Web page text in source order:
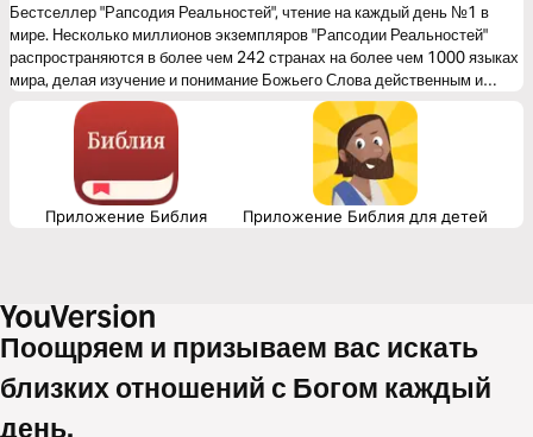
Бестселлер "Рапсодия Реальностей", чтение на каждый день №1 в
мире. Несколько миллионов экземпляров "Рапсодии Реальностей"
распространяются в более чем 242 странах на более чем 1000 языках
мира, делая изучение и понимание Божьего Слова действенным и
эффективным.
Приложение Библия Приложение Библия для детей
Поощряем и призываем вас искать
близких отношений с Богом каждый
день.